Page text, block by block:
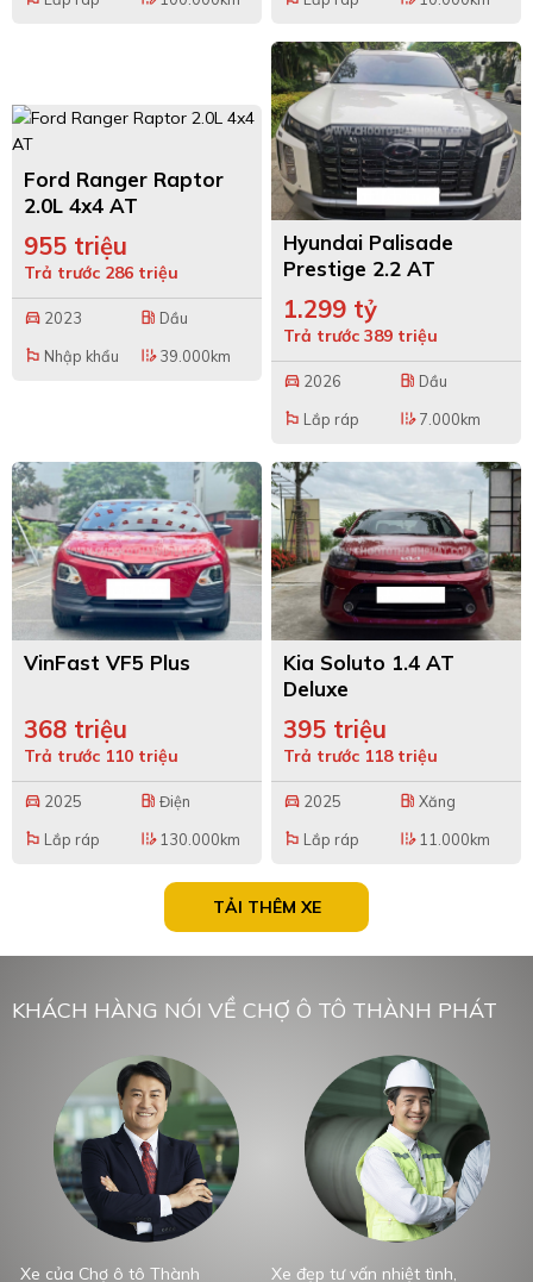
Ford Ranger Raptor
2.0L 4x4 AT
955 triệu
Trả trước 286 triệu
directions_car 2023 local_gas_station Dầu
emoji_flags Nhập khẩu edit_road 39.000km
Hyundai Palisade
Prestige 2.2 AT
HTRAC
1.299 tỷ
Trả trước 389 triệu
directions_car 2026 local_gas_station Dầu
emoji_flags Lắp ráp edit_road 7.000km
VinFast VF5 Plus
368 triệu
Trả trước 110 triệu
directions_car 2025 local_gas_station Điện
emoji_flags Lắp ráp edit_road 130.000km
Kia Soluto 1.4 AT
Deluxe
395 triệu
Trả trước 118 triệu
directions_car 2025 local_gas_station Xăng
emoji_flags Lắp ráp edit_road 11.000km
TẢI THÊM XE
KHÁCH HÀNG NÓI VỀ CHỢ Ô TÔ THÀNH PHÁT
Xe của Chợ ô tô Thành
Xe đẹp tư vấn nhiệt tình,